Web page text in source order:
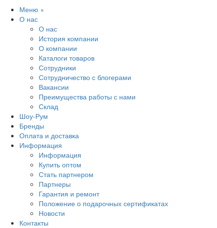
Меню ×
О нас
О нас
История компании
О компании
Каталоги товаров
Сотрудники
Сотрудничество с блогерами
Вакансии
Преимущества работы с нами
Склад
Шоу-Рум
Бренды
Оплата и доставка
Информация
Информация
Купить оптом
Стать партнером
Партнеры
Гарантия и ремонт
Положение о подарочных сертификатах
Новости
Контакты